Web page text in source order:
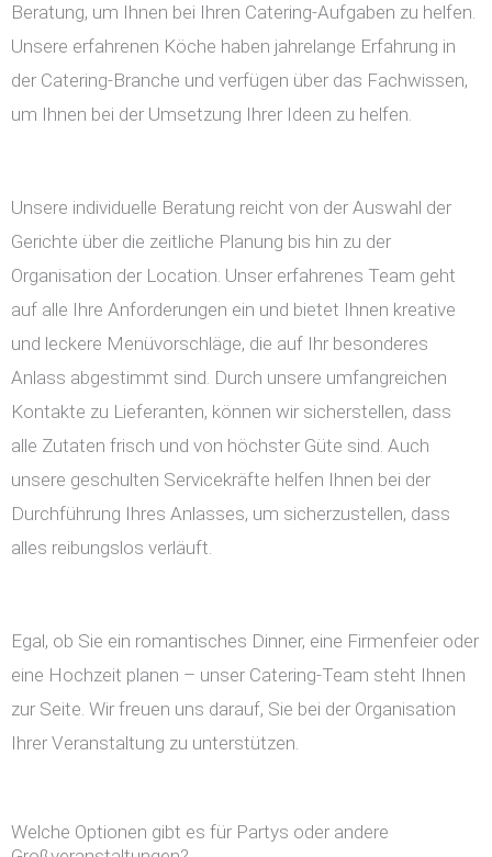
Beratung, um Ihnen bei Ihren Catering-Aufgaben zu helfen.
Unsere erfahrenen Köche haben jahrelange Erfahrung in
der Catering-Branche und verfügen über das Fachwissen,
um Ihnen bei der Umsetzung Ihrer Ideen zu helfen.
Unsere individuelle Beratung reicht von der Auswahl der
Gerichte über die zeitliche Planung bis hin zu der
Organisation der Location. Unser erfahrenes Team geht
auf alle Ihre Anforderungen ein und bietet Ihnen kreative
und leckere Menüvorschläge, die auf Ihr besonderes
Anlass abgestimmt sind. Durch unsere umfangreichen
Kontakte zu Lieferanten, können wir sicherstellen, dass
alle Zutaten frisch und von höchster Güte sind. Auch
unsere geschulten Servicekräfte helfen Ihnen bei der
Durchführung Ihres Anlasses, um sicherzustellen, dass
alles reibungslos verläuft.
Egal, ob Sie ein romantisches Dinner, eine Firmenfeier oder
eine Hochzeit planen – unser Catering-Team steht Ihnen
zur Seite. Wir freuen uns darauf, Sie bei der Organisation
Ihrer Veranstaltung zu unterstützen.
Welche Optionen gibt es für Partys oder andere